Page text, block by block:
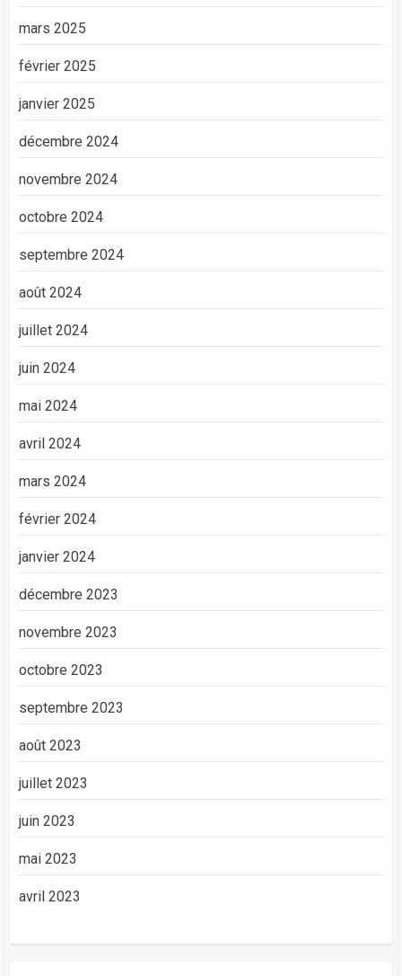
mars 2025
février 2025
janvier 2025
décembre 2024
novembre 2024
octobre 2024
septembre 2024
août 2024
juillet 2024
juin 2024
mai 2024
avril 2024
mars 2024
février 2024
janvier 2024
décembre 2023
novembre 2023
octobre 2023
septembre 2023
août 2023
juillet 2023
juin 2023
mai 2023
avril 2023